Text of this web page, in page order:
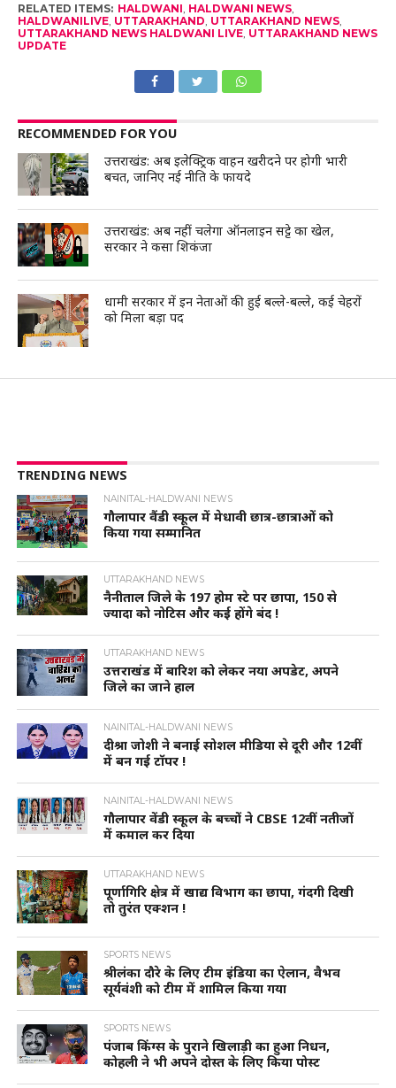
RELATED ITEMS: HALDWANI HALDWANI NEWS,
HALDWANILIVE, UTTARAKHAND UTTARAKHAND NEWS,
UTTARAKHAND NEWS HALDWANI LIVE, UTTARAKHAND NEWS
UPDATE
RECOMMENDED FOR YOU
उत्तराखंड: अब इलेक्ट्रिक वाहन खरीदने पर होगी भारी
बचत, जानिए नई नीति के फायदे
उत्तराखंड: अब नहीं चलेगा ऑनलाइन सट्टे का खेल,
सरकार ने कसा शिकंजा
धामी सरकार में इन नेताओं की हुई बल्ले-बल्ले, कई चेहरों
को मिला बड़ा पद
TRENDING NEWS
NAINITAL-HALDWANI NEWS
गौलापार वैंडी स्कूल में मेधावी छात्र-छात्राओं को
किया गया सम्मानित
UTTARAKHAND NEWS
नैनीताल जिले के 197 होम स्टे पर छापा, 150 से
ज्यादा को नोटिस और कई होंगे बंद !
UTTARAKHAND NEWS
उत्तराखंड में बारिश को लेकर नया अपडेट, अपने
जिले का जाने हाल
NAINITAL-HALDWANI NEWS
दीश्रा जोशी ने बनाई सोशल मीडिया से दूरी और 12वीं
में बन गई टॉपर !
NAINITAL-HALDWANI NEWS
गौलापार वेंडी स्कूल के बच्चों ने CBSE 12वीं नतीजों
में कमाल कर दिया
UTTARAKHAND NEWS
पूर्णागिरि क्षेत्र में खाद्य विभाग का छापा, गंदगी दिखी
तो तुरंत एक्शन !
SPORTS NEWS
श्रीलंका दौरे के लिए टीम इंडिया का ऐलान, वैभव
सूर्यवंशी को टीम में शामिल किया गया
SPORTS NEWS
पंजाब किंग्स के पुराने खिलाड़ी का हुआ निधन,
कोहली ने भी अपने दोस्त के लिए किया पोस्ट